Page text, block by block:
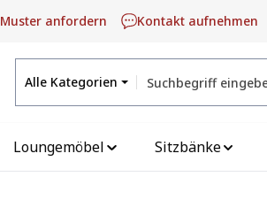
Muster anfordern Kontakt aufnehmen
Alle Kategorien
Loungemöbel Sitzbänke